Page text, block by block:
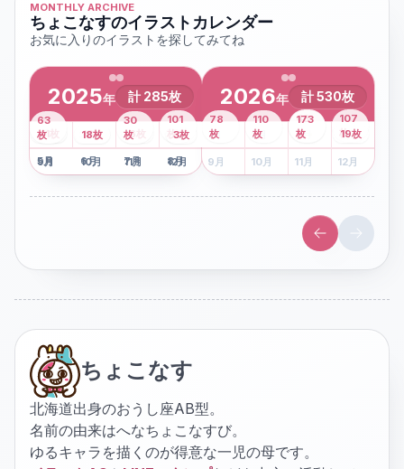
MONTHLY ARCHIVE
ちょこなすのイラストカレンダー
お気に入りのイラストを探してみてね
2025年 計 285枚
1月
2枚 2月 3月 4月
8枚
5月
41 枚
6月
13枚
7月
6枚
8月
101
枚
9月
63
枚
10月
18枚
11月
30
枚
12月
3枚
2026年 計530枚
1月 2月 3月
43
枚
4月
107
枚
5 月
78
枚
6月
110
枚
7月
173
枚
8月
19枚
9 月 10月 11月 12月
ちょこなす
北海道出身のおうし座AB型。
名前の由来はへなちょこなすび。
ゆるキャラを描くのが得意な一児の母です。